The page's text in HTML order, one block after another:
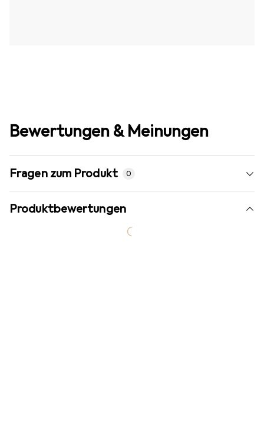
Bewertungen & Meinungen
Fragen zum Produkt 0
Produktbewertungen